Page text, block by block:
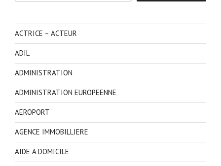
ACTRICE – ACTEUR
ADIL
ADMINISTRATION
ADMINISTRATION EUROPEENNE
AEROPORT
AGENCE IMMOBILLIERE
AIDE A DOMICILE